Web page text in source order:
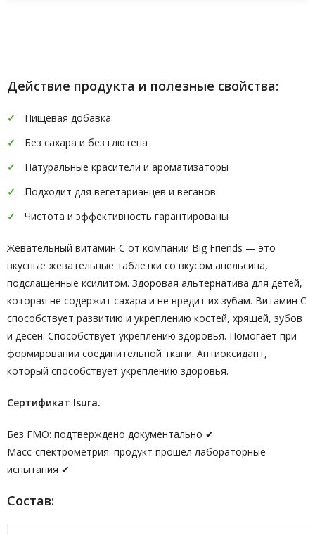
Действие продукта и полезные свойства:
Пищевая добавка
Без сахара и без глютена
Натуральные красители и ароматизаторы
Подходит для вегетарианцев и веганов
Чистота и эффективность гарантированы
Жевательный витамин С от компании Big Friends — это
вкусные жевательные таблетки со вкусом апельсина,
подслащенные ксилитом. Здоровая альтернатива для детей,
которая не содержит сахара и не вредит их зубам. Витамин С
способствует развитию и укреплению костей, хрящей, зубов
и десен. Способствует укреплению здоровья. Помогает при
формировании соединительной ткани. Антиоксидант,
который способствует укреплению здоровья.
Сертификат Isura.
Без ГМО: подтверждено документально ✔
Масс-спектрометрия: продукт прошел лабораторные
испытания ✔
Состав: